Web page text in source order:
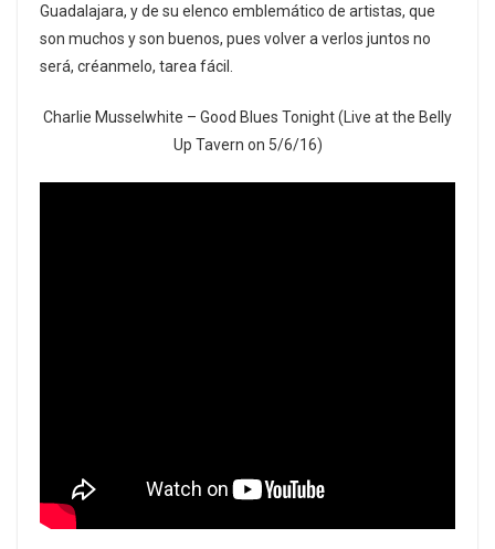
Guadalajara, y de su elenco emblemático de artistas, que
son muchos y son buenos, pues volver a verlos juntos no
será, créanmelo, tarea fácil.
Charlie Musselwhite – Good Blues Tonight (Live at the Belly
Up Tavern on 5/6/16)